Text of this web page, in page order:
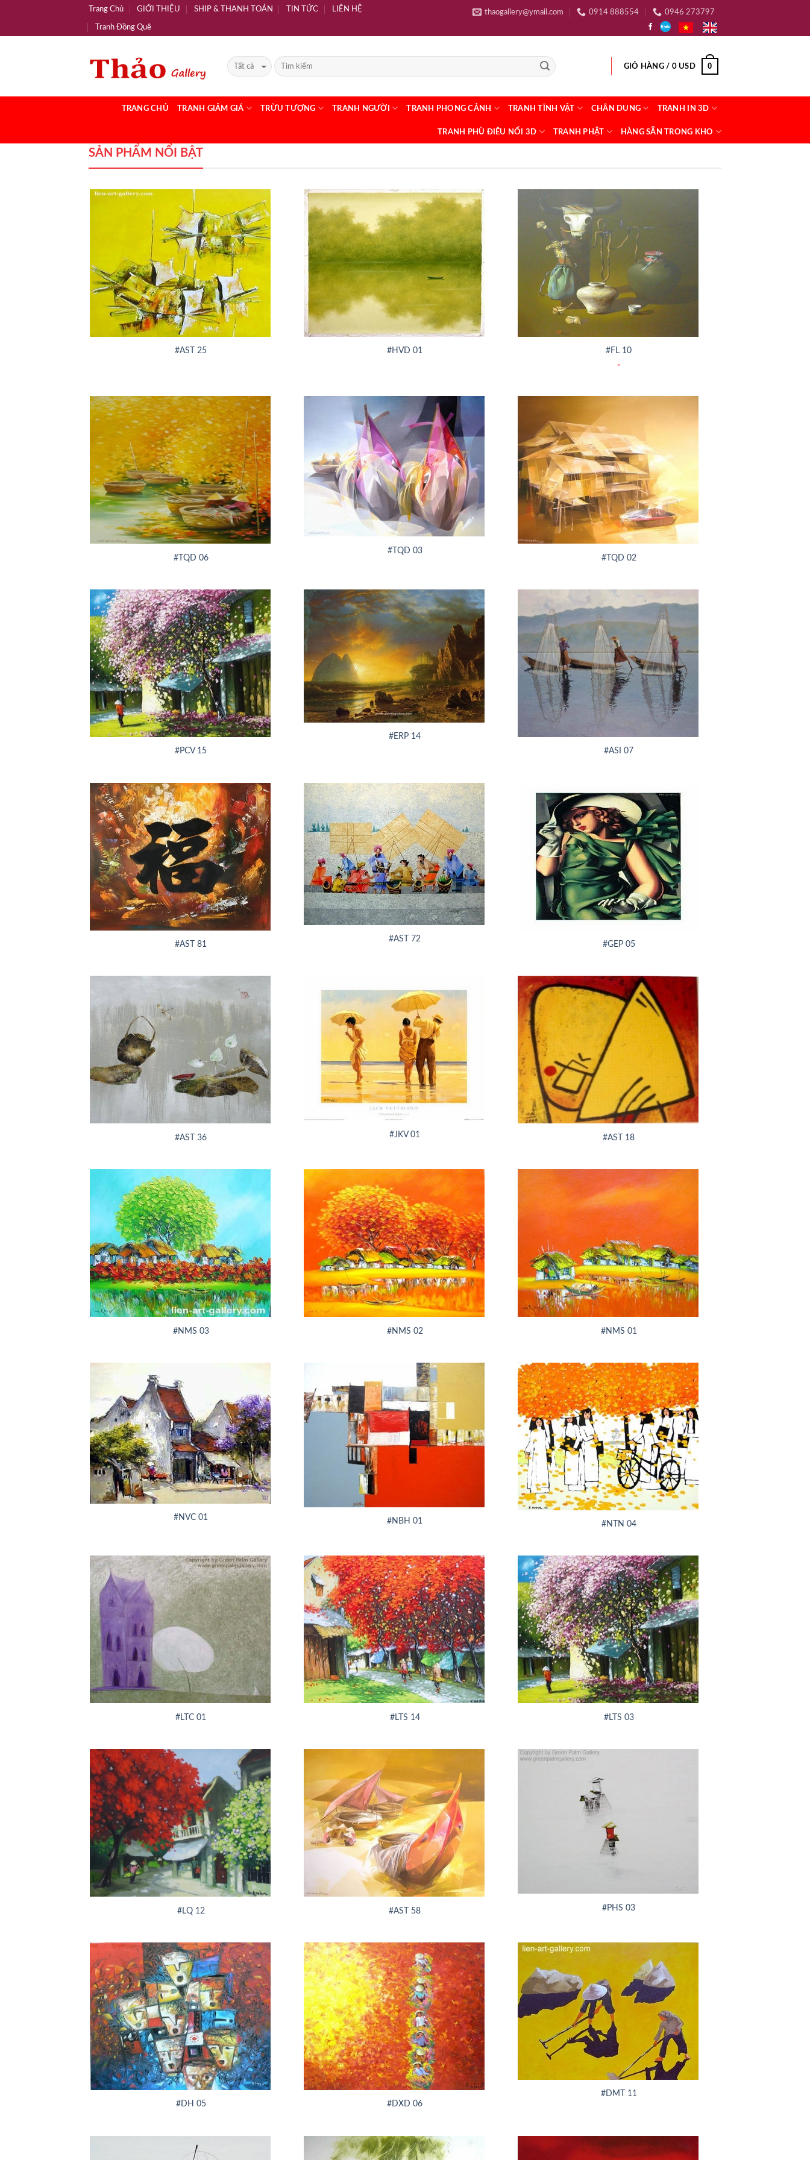
Trang Chủ GIỚI THIỆU SHIP & THANH TOÁN TIN TỨC LIÊN HỆ
Tranh Đồng Quê
thaogallery@ymail.com 0914 888554 0946 273797
GIỎ HÀNG / 0USD 0
TRANG CHỦ TRANH GIẢM GIÁ TRỪU TƯỢNG TRANH NGƯỜI TRANH PHONG CẢNH TRANH TĨNH VẬT CHÂN DUNG TRANH IN 3D
TRANH PHÙ ĐIÊU NỔI 3D TRANH PHẬT HÀNG SẴN TRONG KHO
SẢN PHẨM NỔI BẬT
#AST 25 #HVD 01
#FL 10
-
#TQD 06
#TQD 03
#TQD 02
+
#PCV 15
+
#ERP 14
#ASI 07
#AST 81
+
#AST 72
+
#GEP 05
#AST 36 #JKV 01
+
#AST 18
+
#NMS 03 #NMS 02
+
#NMS 01
+
#NVC 01 #NBH 01
+
#NTN 04
+
#LTC 01
+
#LTS 14
+
#LTS 03
+
#LQ 12 #AST 58 #PHS 03
+
#DH 05
+
#DXD 06
#DMT 11